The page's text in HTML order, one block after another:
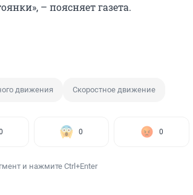
– поясняет газета.
движения Скоростное движение
0 0
и нажмите Ctrl+Enter